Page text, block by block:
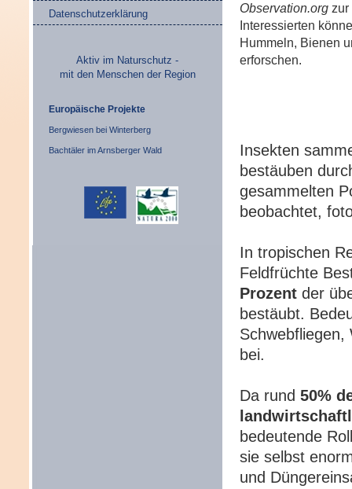
Datenschutzerklärung
Aktiv im Naturschutz -
mit den Menschen der Region
Europäische Projekte
Bergwiesen bei Winterberg
Bachtäler im Arnsberger Wald
Observation.org zur
Interessierten
Hummeln, Bienen
erforschen.
Insekten
bestäuben
gesammelten
beobachtet,
In tropischen
Feldfrüchte
Prozent der
bestäubt.
bei.
Da rund 50%
bedeutende
sie selbst
und